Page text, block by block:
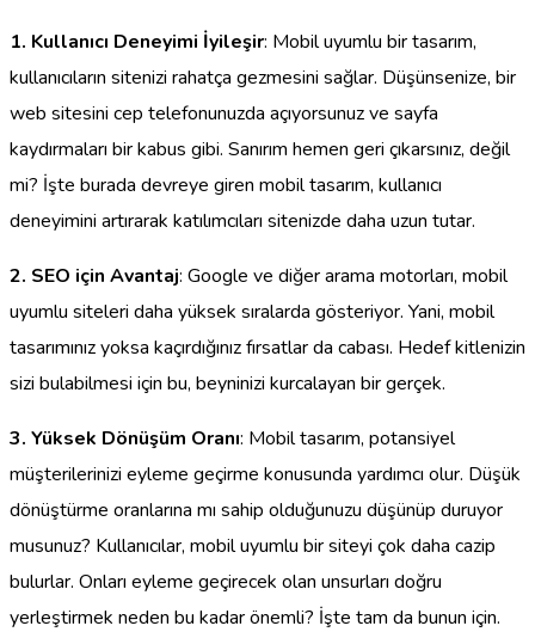
1. Kullanıcı Deneyimi İyileşir: Mobil uyumlu bir tasarım,
kullanıcıların sitenizi rahatça gezmesini sağlar. Düşünsenize, bir
web sitesini cep telefonunuzda açıyorsunuz ve sayfa
kaydırmaları bir kabus gibi. Sanırım hemen geri çıkarsınız, değil
mi? İşte burada devreye giren mobil tasarım, kullanıcı
deneyimini artırarak katılımcıları sitenizde daha uzun tutar.
2. SEO için Avantaj: Google ve diğer arama motorları, mobil
uyumlu siteleri daha yüksek sıralarda gösteriyor. Yani, mobil
tasarımınız yoksa kaçırdığınız fırsatlar da cabası. Hedef kitlenizin
sizi bulabilmesi için bu, beyninizi kurcalayan bir gerçek.
3. Yüksek Dönüşüm Oranı: Mobil tasarım, potansiyel
müşterilerinizi eyleme geçirme konusunda yardımcı olur. Düşük
dönüştürme oranlarına mı sahip olduğunuzu düşünüp duruyor
musunuz? Kullanıcılar, mobil uyumlu bir siteyi çok daha cazip
bulurlar. Onları eyleme geçirecek olan unsurları doğru
yerleştirmek neden bu kadar önemli? İşte tam da bunun için.